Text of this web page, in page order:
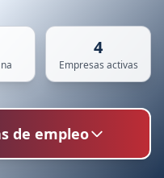
4
Empresas activas
de empleo